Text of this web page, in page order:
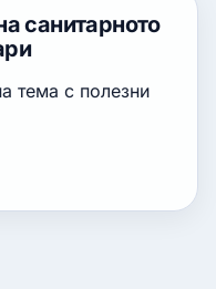
санитарното
тема с полезни